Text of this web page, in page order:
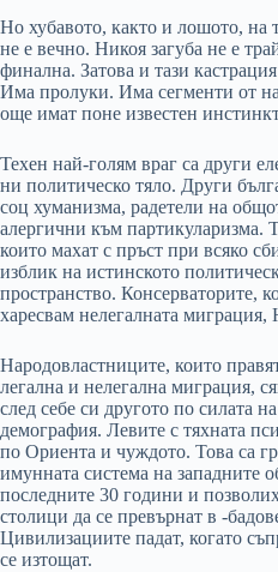
Но хубавото, както и лошото, на
не е вечно. Никоя загуба не е
финална. Затова и тази
Има пролуки. Има сегменти от
още имат поне известен
Техен най-голям враг са други
ни политическо тяло. Други
соц хуманизма, радетели на
алергични към партикуларизма.
които махат с пръст при всяко
изблик на истинското
пространство. Консерваторите,
харесвам нелегалната
Народовластниците, които
легална и нелегална миграция,
след себе си другото по силата
демография. Левите с тяхната
по Ориента и чуждото. Това са
имунната система на западните
последните 30 години и
столици да се превърнат в -
Цивилизациите падат, когато
се изтощат.